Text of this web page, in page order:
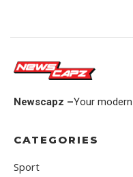
Newscapz –Your
CATEGORIES
Sport